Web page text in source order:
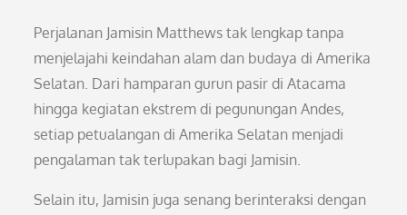
Perjalanan Jamisin Matthews tak lengkap tanpa
menjelajahi keindahan alam dan budaya di Amerika
Selatan. Dari hamparan gurun pasir di Atacama
hingga kegiatan ekstrem di pegunungan Andes,
setiap petualangan di Amerika Selatan menjadi
pengalaman tak terlupakan bagi Jamisin.
Selain itu, Jamisin juga senang berinteraksi dengan